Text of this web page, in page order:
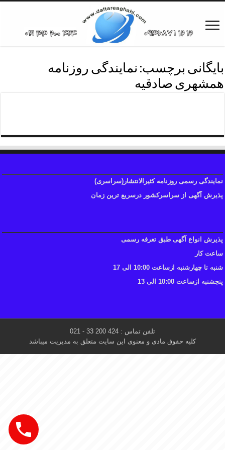
بایگانی برچسب: نمایندگی روزنامه
همشهری صادقیه
نمایندگی رسمی روزنامه کثیرالانتشار(سراسری)
پذیرش آگهی از سراسرکشور درسریع ترین زمان
پذیرش انواع آگهی طبق تعرفه رسمی
ساعت کار
شنبه تا چهارشنبه ازساعت 10:00 الی 17
پنجشنبه ازساعت 10:00 الی 13
تلفن تماس : 424 200 33 - 021
کلیه حقوق مادی و معنوی این سایت متعلق به مدیریت میباشد